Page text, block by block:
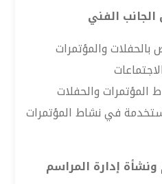
الجانب الفني
بالحفلات والمؤتمرات
والحفلات
في نشاط المؤتمرات
إدارة المراسم